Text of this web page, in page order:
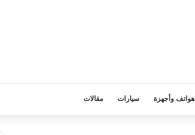
هواتف وأجهزة سيارات مقالات